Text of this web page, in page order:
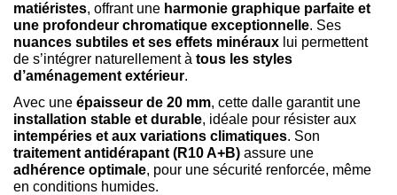
matiéristes, offrant une harmonie graphique parfaite et
une profondeur chromatique exceptionnelle. Ses
nuances subtiles et ses effets minéraux lui permettent
de s’intégrer naturellement à tous les styles
d’aménagement extérieur.
Avec une épaisseur de 20 mm, cette dalle garantit une
installation stable et durable, idéale pour résister aux
intempéries et aux variations climatiques. Son
traitement antidérapant (R10 A+B) assure une
adhérence optimale, pour une sécurité renforcée, même
en conditions humides.